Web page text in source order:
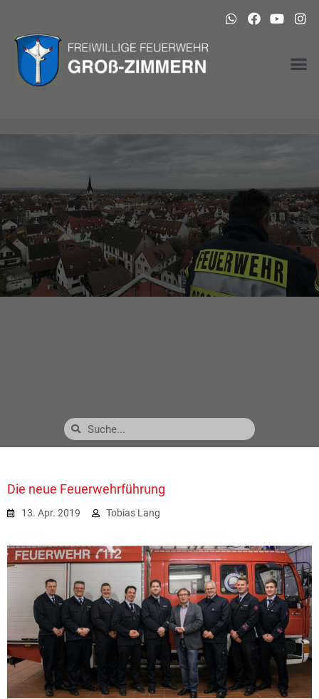
Die neue Feuerwehrführung
13. Apr. 2019 Tobias Lang